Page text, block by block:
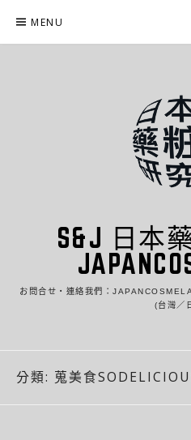
content
MENU
S&J 日本
お問合せ・連絡我們：
(台灣／
分類: 蒐美食